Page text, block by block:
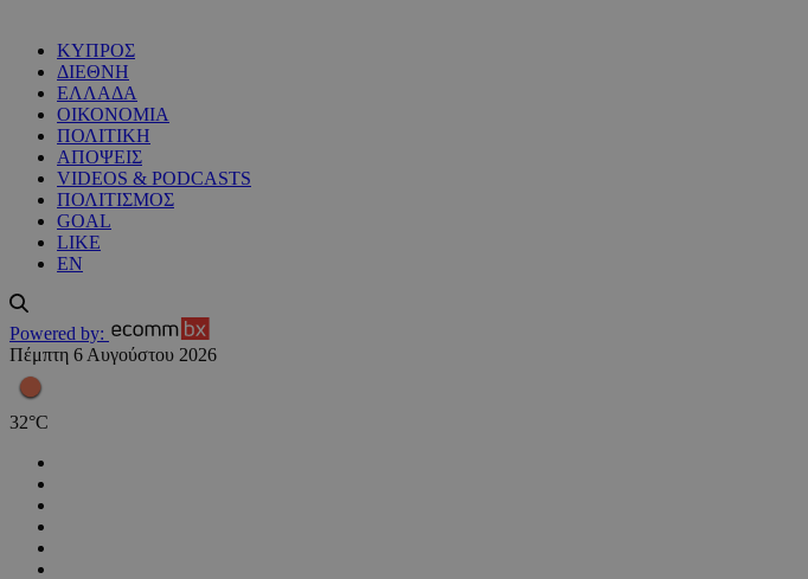
ΚΥΠΡΟΣ
ΔΙΕΘΝΗ
ΕΛΛΑΔΑ
ΟΙΚΟΝΟΜΙΑ
ΠΟΛΙΤΙΚΗ
ΑΠΟΨΕΙΣ
VIDEOS & PODCASTS
ΠΟΛΙΤΙΣΜΟΣ
GOAL
LIKE
EN
Powered by:
Πέμπτη 6 Αυγούστου 2026
32°C